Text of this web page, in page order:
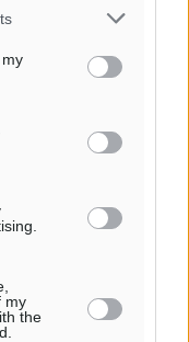
my
the
από άλλες
του παρακάτω
προς το άρθρο